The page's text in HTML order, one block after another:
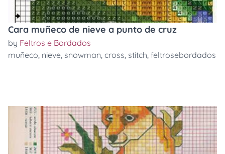
Cara muñeco de nieve a punto de cruz
by Feltros e Bordados
muñeco, nieve, snowman, cross, stitch, feltrosebordados